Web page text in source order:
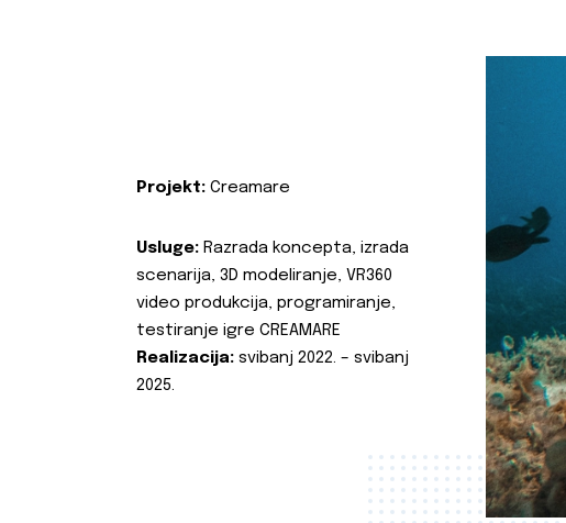
Projekt: Creamare
Usluge: Razrada koncepta, izrada
scenarija, 3D modeliranje, VR360
video produkcija, programiranje,
testiranje igre CREAMARE
Realizacija: svibanj 2022. – svibanj
2025.